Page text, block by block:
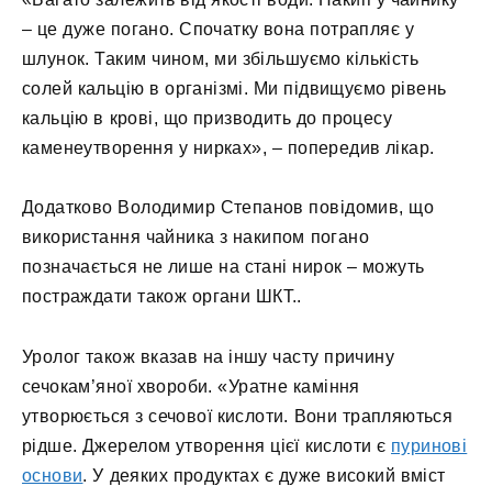
– це дуже погано. Спочатку вона потрапляє у
шлунок. Таким чином, ми збільшуємо кількість
солей кальцію в організмі. Ми підвищуємо рівень
кальцію в крові, що призводить до процесу
каменеутворення у нирках», – попередив лікар.
Додатково Володимир Степанов повідомив, що
використання чайника з накипом погано
позначається не лише на стані нирок – можуть
постраждати також органи ШКТ..
Уролог також вказав на іншу часту причину
сечокам’яної хвороби. «Уратне каміння
утворюється з сечової кислоти. Вони трапляються
рідше. Джерелом утворення цієї кислоти є пуриновi
основи. У деяких продуктах є дуже високий вміст